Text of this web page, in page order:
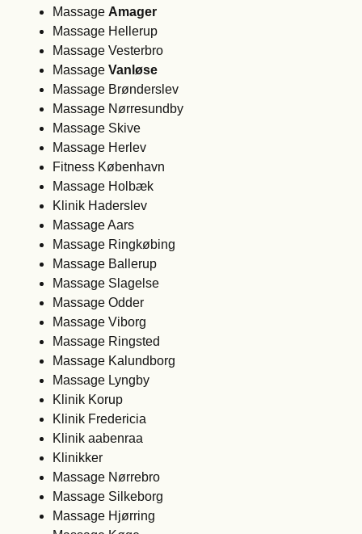
Massage Amager
Massage Hellerup
Massage Vesterbro
Massage Vanløse
Massage Brønderslev
Massage Nørresundby
Massage Skive
Massage Herlev
Fitness København
Massage Holbæk
Klinik Haderslev
Massage Aars
Massage Ringkøbing
Massage Ballerup
Massage Slagelse
Massage Odder
Massage Viborg
Massage Ringsted
Massage Kalundborg
Massage Lyngby
Klinik Korup
Klinik Fredericia
Klinik aabenraa
Klinikker
Massage Nørrebro
Massage Silkeborg
Massage Hjørring